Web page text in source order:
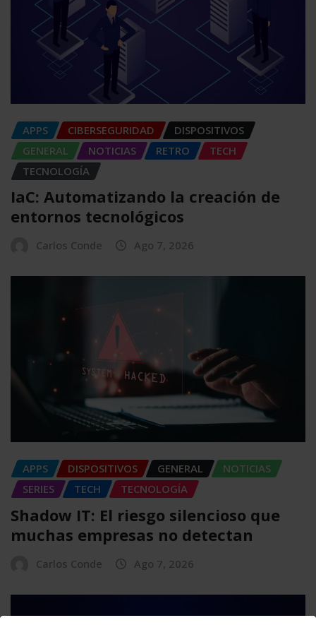
APPS CIBERSEGURIDAD
DISPOSITIVOS
GENERAL
NOTICIAS RETRO
TECH
TECNOLOGÍA
IaC: Automatizando la creación de
entornos tecnológicos
Carlos Conde Ago 7, 2026
APPS DISPOSITIVOS GENERAL
NOTICIAS
SERIES
TECH TECNOLOGÍA
Shadow IT: El riesgo silencioso que
muchas empresas no detectan
Carlos Conde Ago 7, 2026